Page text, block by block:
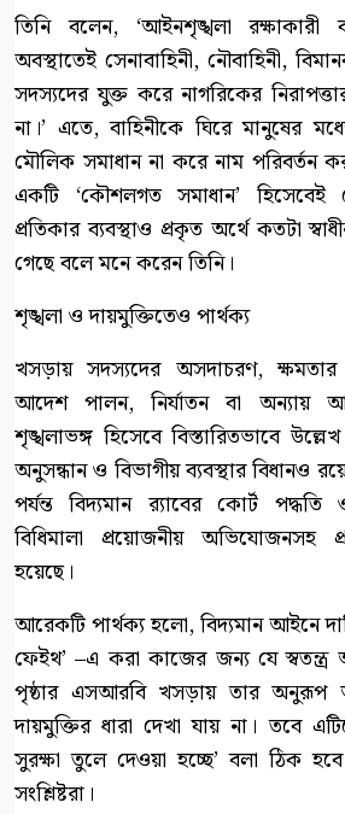
তিনি বলেন, ‘আইনশৃঙ্খলা রক্ষাকারী
অবস্থাতেই সেনাবাহিনী, নৌবাহিনী,
সদস্যদের যুক্ত করে নাগরিকের
না।’ এতে, বাহিনীকে ঘিরে মানুষের
মৌলিক সমাধান না করে নাম পরিবর্তন
একটি ‘কৌশলগত সমাধান’
প্রতিকার ব্যবস্থাও প্রকৃত অর্থে কতটা
গেছে বলে মনে করেন তিনি।
শৃঙ্খলা ও দায়মুক্তিতেও পার্থক্য
খসড়ায় সদস্যদের অসদাচরণ,
আদেশ পালন, নির্যাতন বা অন্যায়
শৃঙ্খলাভঙ্গ হিসেবে বিস্তারিতভাবে
অনুসন্ধান ও বিভাগীয় ব্যবস্থার বিধানও
পর্যন্ত বিদ্যমান র‍্যাবের কোর্ট পদ্ধতি
বিধিমালা প্রয়োজনীয় অভিযোজনসহ
হয়েছে।
আরেকটি পার্থক্য হলো, বিদ্যমান আইনে
ফেইথ’ –এ করা কাজের জন্য যে স্বতন্ত্র
পৃষ্ঠার এসআরবি খসড়ায় তার অনুরূপ
দায়মুক্তির ধারা দেখা যায় না। তবে
সুরক্ষা তুলে দেওয়া হচ্ছে’ বলা ঠিক
সংশ্লিষ্টরা।